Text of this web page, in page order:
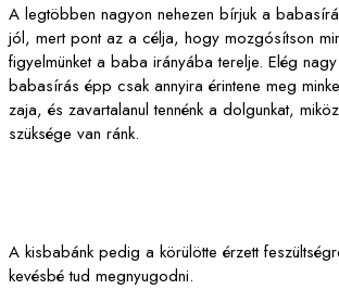
A legtöbben nagyon nehezen bírjuk a
jól, mert pont az a célja, hogy mozgósítson
figyelmünket a baba irányába terelje. Elég
babasírás épp csak annyira érintene meg
zaja, és zavartalanul tennénk a dolgunkat,
szüksége van ránk.
A kisbabánk pedig a körülötte érzett
kevésbé tud megnyugodni.